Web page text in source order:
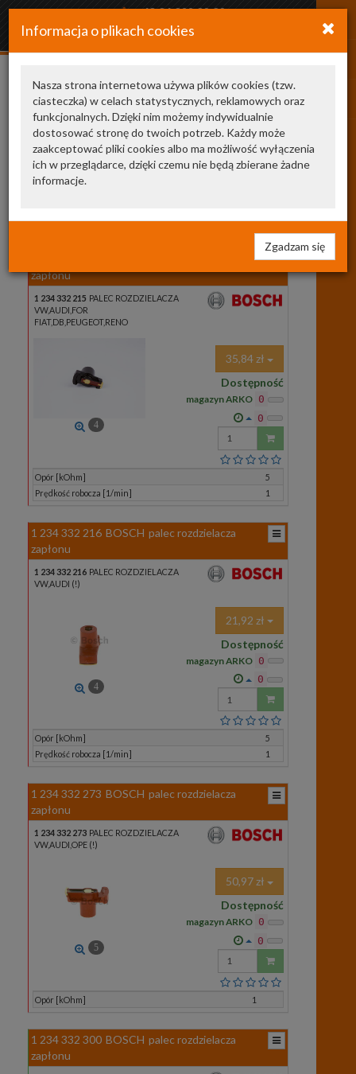
+48 34 366 20 20
arkozamowienia@gmail.com
Informacja o plikach cookies
Nasza strona internetowa używa plików cookies (tzw.
ciasteczka) w celach statystycznych, reklamowych oraz
funkcjonalnych. Dzięki nim możemy indywidualnie
dostosować stronę do twoich potrzeb. Każdy może
zaakceptować pliki cookies albo ma możliwość wyłączenia
ich w przeglądarce, dzięki czemu nie będą zbierane żadne
informacje.
Zgadzam się
Kategoria Producent
UKŁAD ZAPŁONOWY KOPUŁKI I PALCE
136
Wyszukaj
opisachstrona 1 z 6
zapłonu
1 234 332 215 PALEC ROZDZIELACZA
VW,AUDI,FOR
FIAT,DB,PEUGEOT,RENO
4
35,84 zł
Dostępność
magazyn ARKO 0
0
Wprowadź
ilość
Opór [kOhm]
5
Prędkość robocza [1/min]
1
1 234 332 216 BOSCH palec rozdzielacza
zapłonu
1 234 332 216 PALEC ROZDZIELACZA
VW,AUDI (!)
4
21,92 zł
Dostępność
magazyn ARKO 0
0
Wprowadź
ilość
Opór [kOhm]
5
Prędkość robocza [1/min]
1
1 234 332 273 BOSCH palec rozdzielacza
zapłonu
1 234 332 273 PALEC ROZDZIELACZA
VW,AUDI,OPE (!)
5
50,97 zł
Dostępność
magazyn ARKO 0
0
Wprowadź
ilość
Opór [kOhm] 1
1 234 332 300 BOSCH palec rozdzielacza
zapłonu